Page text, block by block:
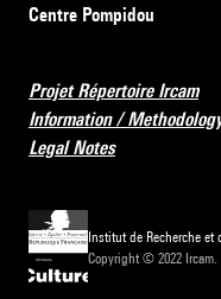
Centre Pompidou
Projet Répertoire Ircam
Information /
Legal Notes
Institut de Recherche
Copyright © 2022